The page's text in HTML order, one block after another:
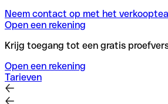
Neem contact op met het
Open een rekening
Krijg toegang tot een gratis
Open een rekening
Tarieven